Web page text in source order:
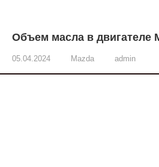
Объем масла в двигателе
05.04.2024 Mazda admin